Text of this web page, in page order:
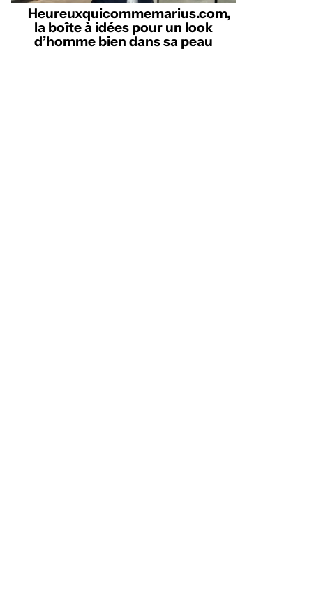
Heureuxquicommemarius.com,
la boîte à idées pour un look
d’homme bien dans sa peau